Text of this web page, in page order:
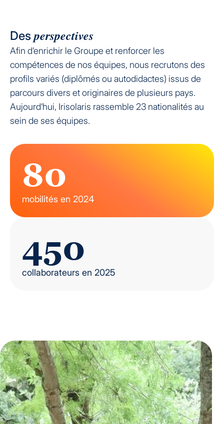
Desperspectives
Afin d’enrichir le Groupe et renforcer les
compétences de nos équipes, nous recrutons des
profils variés (diplômés ou autodidactes) issus de
parcours divers et originaires de plusieurs pays.
Aujourd’hui, Irisolaris rassemble 23 nationalités au
sein de ses équipes.
80
mobilités en 2024
450
collaborateurs en 2025